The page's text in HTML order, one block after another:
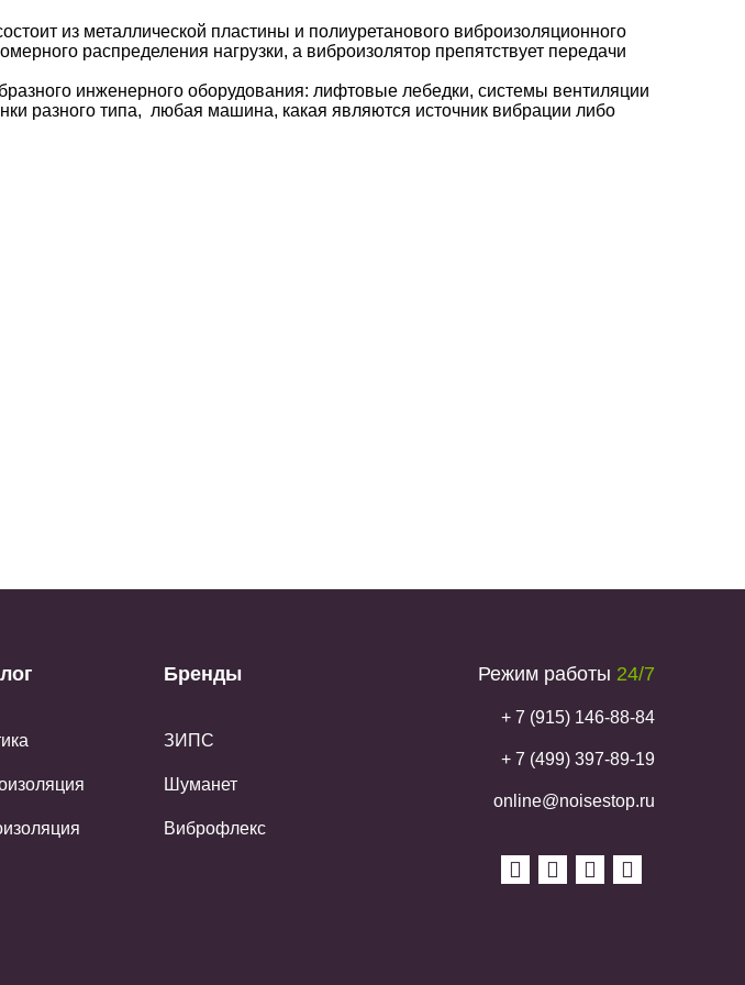
из металлической пластины и полиуретанового виброизоляционного
распределения нагрузки, а виброизолятор препятствует передачи
инженерного оборудования: лифтовые лебедки, системы вентиляции
разного типа, любая машина, какая являются источник вибрации либо
Бренды
ЗИПС
Шуманет
Виброфлекс
Режим работы 24/7
+ 7 (915) 146-88-84
+ 7 (499) 397-89-19
online@noisestop.ru